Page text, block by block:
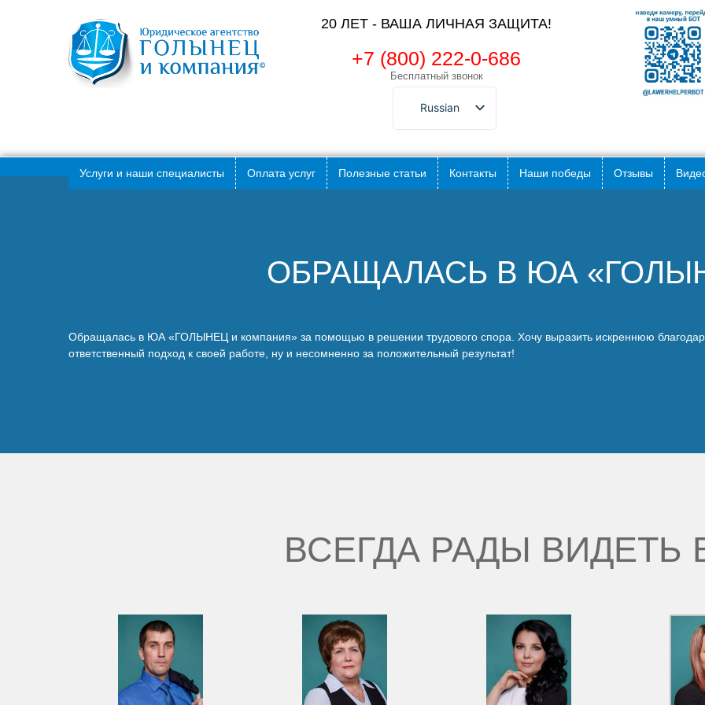
20 ЛЕТ - ВАША ЛИЧНАЯ ЗАЩИТА!
+7 (800) 222-0-686
Бесплатный звонок
Russian
Услуги и наши специалисты Оплата услуг Полезные статьи Контакты Наши победы Отзывы
ОБРАЩАЛАСЬ В ЮА
Обращалась в ЮА «ГОЛЫНЕЦ и компания» за помощью в решении трудового спора. Хочу выразить искреннюю
ответственный подход к своей работе, ну и несомненно за положительный результат!
ВСЕГДА РАДЫ ВИДЕТЬ